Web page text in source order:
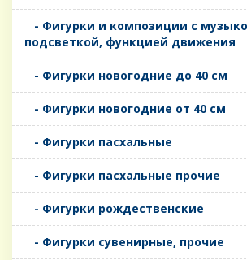
- Фигурки и композиции с
подсветкой, функцией движения
- Фигурки новогодние до 40 см
- Фигурки новогодние от 40 см
- Фигурки пасхальные
- Фигурки пасхальные прочие
- Фигурки рождественские
- Фигурки сувенирные, прочие